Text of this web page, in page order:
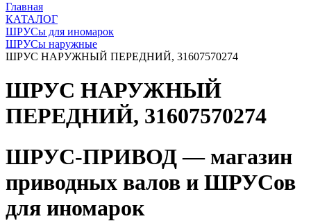
Главная
КАТАЛОГ
ШРУСы для иномарок
ШРУСы наружные
ШРУС НАРУЖНЫЙ ПЕРЕДНИЙ, 31607570274
ШРУС НАРУЖНЫЙ
ПЕРЕДНИЙ, 31607570274
ШРУС-ПРИВОД — магазин
приводных валов и ШРУСов
для иномарок